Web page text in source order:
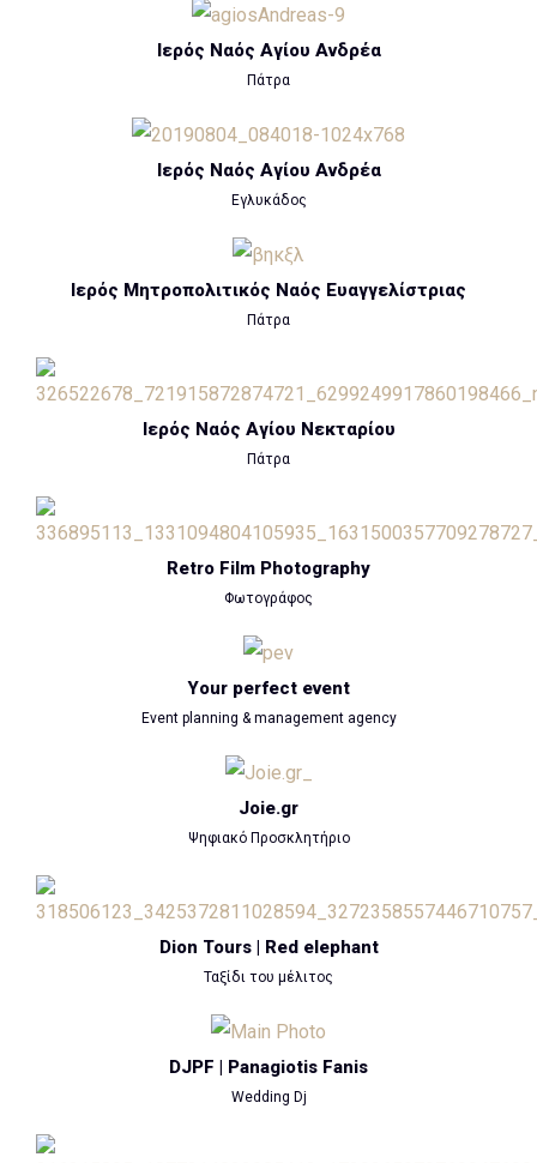
Ιερός Ναός Αγίου Ανδρέα
Πάτρα
Ιερός Ναός Αγίου Ανδρέα
Εγλυκάδος
Ιερός Μητροπολιτικός Ναός Ευαγγελίστριας
Πάτρα
Ιερός Ναός Αγίου Νεκταρίου
Πάτρα
Retro Film Photography
Φωτογράφος
Your perfect event
Event planning & management agency
Joie.gr
Ψηφιακό Προσκλητήριο
Dion Tours | Red elephant
Ταξίδι του μέλιτος
DJPF | Panagiotis Fanis
Wedding Dj